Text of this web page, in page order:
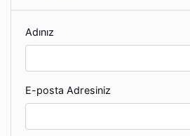
Adınız
E-posta Adresiniz